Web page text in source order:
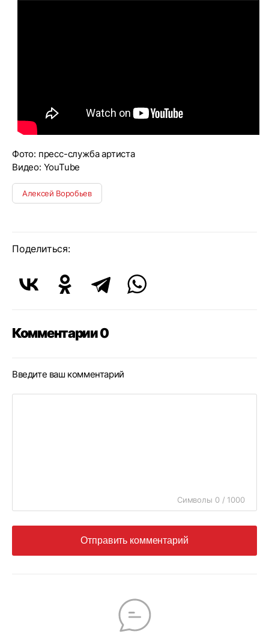
Фото: пресс-служба артиста
Видео: YouTube
Алексей Воробьев
Поделиться:
Комментарии 0
Введите ваш комментарий
Символы 0 / 1000
Отправить комментарий